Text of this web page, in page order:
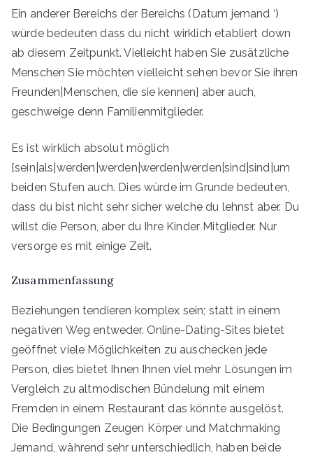
Ein anderer Bereichs der Bereichs (Datum jemand ‘)
würde bedeuten dass du nicht wirklich etabliert down
ab diesem Zeitpunkt. Vielleicht haben Sie zusätzliche
Menschen Sie möchten vielleicht sehen bevor Sie ihren
Freunden|Menschen, die sie kennen} aber auch,
geschweige denn Familienmitglieder.
Es ist wirklich absolut möglich
{sein|als|werden|werden|werden|werden|sind|sind|um
beiden Stufen auch. Dies würde im Grunde bedeuten,
dass du bist nicht sehr sicher welche du lehnst aber. Du
willst die Person, aber du Ihre Kinder Mitglieder. Nur
versorge es mit einige Zeit.
Zusammenfassung
Beziehungen tendieren komplex sein; statt in einem
negativen Weg entweder. Online-Dating-Sites bietet
geöffnet viele Möglichkeiten zu auschecken jede
Person, dies bietet Ihnen Ihnen viel mehr Lösungen im
Vergleich zu altmodischen Bündelung mit einem
Fremden in einem Restaurant das könnte ausgelöst.
Die Bedingungen Zeugen Körper und Matchmaking
Jemand, während sehr unterschiedlich, haben beide